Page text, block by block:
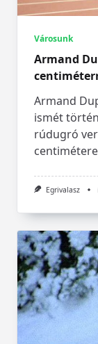
Városunk
Armand
Armand
ismét
rúdugró
Egrivalasz